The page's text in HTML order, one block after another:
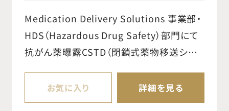
Medication Delivery Solutions 事業部・
HDS（Hazardous Drug Safety）部門にて
抗がん薬曝露CSTD（閉鎖式薬物移送シス
Representative を募集します。 HDS 部門
のミッションは、「がんと闘う患者さんを支え
お気に入り 詳細を見る